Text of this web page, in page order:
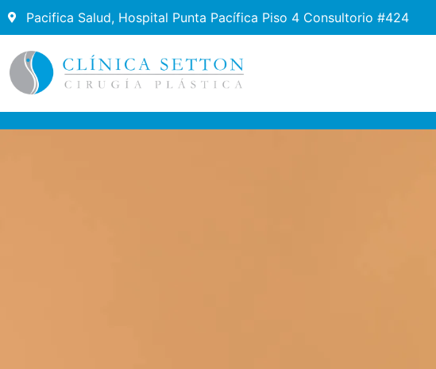
Pacifica Salud, Hospital Punta Pacífica Piso 4 Consultorio #424